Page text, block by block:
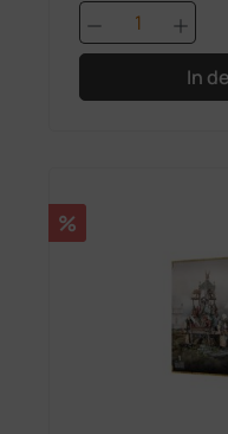
Produkt
In
Rabatt
%